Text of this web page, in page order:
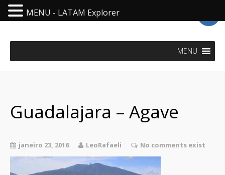
MENU
Guadalajara – Agave
janeiro 23, 2016 LeoRafaeli No comments exist
MENU - LATAM Explorer